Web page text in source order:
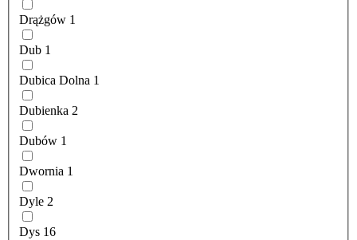
Drążgów 1
Dub 1
Dubica Dolna 1
Dubienka 2
Dubów 1
Dwornia 1
Dyle 2
Dys 16